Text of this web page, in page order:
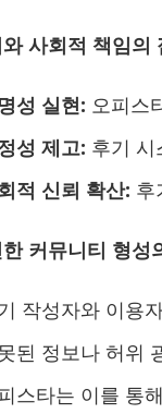
사회적 책임의
성 실현: 오피스
성 제고: 후기
적 신뢰 확산: 후
커뮤니티 형성
작성자와 이용
된 정보나 허위
스타는 이를 통